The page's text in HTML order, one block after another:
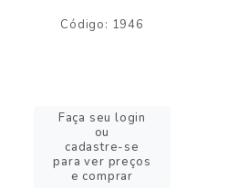
Código: 1946
Faça seu login
ou
cadastre-se
para ver preços
e comprar